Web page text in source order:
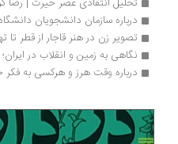
درباره سازم‍ان‌ دان‍ش‍ج‍وی‍ان‌ دان‍ش‍گ‍اه‌
تصویر زن در هنر قاجار از قطر تا تهران
نگاهی به زمین و انقلاب در ایران؛ ۱۳۶۰-۱۳۴۰ | مهرداد امامی
درباره وقت هرز و هرکسی به فکر خودش